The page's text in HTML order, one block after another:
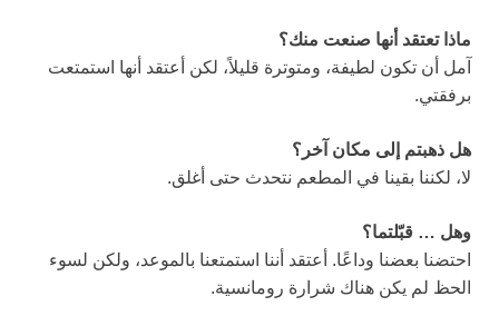
ماذا تعتقد أنها صنعت منك؟
آمل أن تكون لطيفة، ومتوترة قليلاً، لكن أعتقد أنها استمتعت
برفقتي.
هل ذهبتم إلى مكان آخر؟
لا، لكننا بقينا في المطعم نتحدث حتى أغلق.
وهل … قبّلتما؟
احتضنا بعضنا وداعًا. أعتقد أننا استمتعنا بالموعد، ولكن لسوء
الحظ لم يكن هناك شرارة رومانسية.